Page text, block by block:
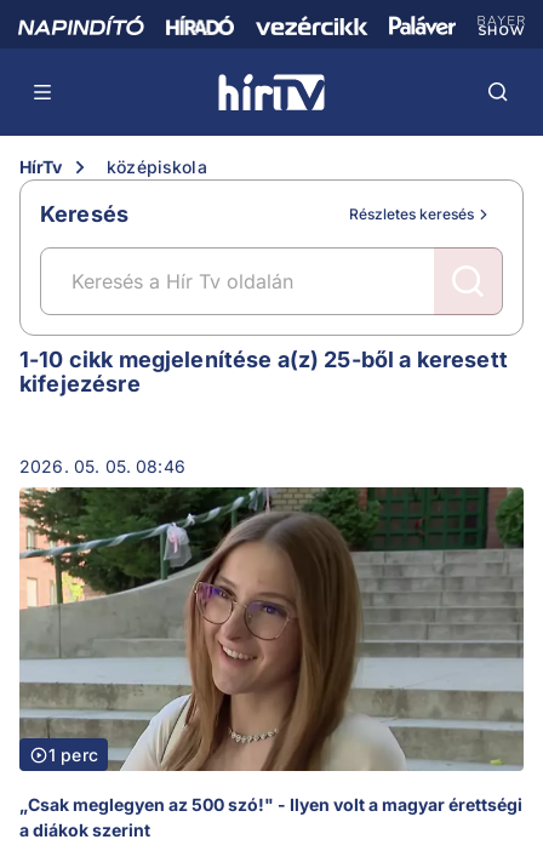
HírTv középiskola
Keresés Részletes keresés
középiskola
1-10 cikk megjelenítése a(z) 25-ből a keresett
kifejezésre
2026. 05. 05. 08:46
1 perc
„Csak meglegyen az 500 szó!" - Ilyen volt a magyar érettségi
a diákok szerint